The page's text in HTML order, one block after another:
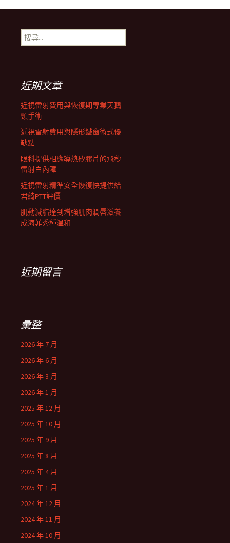
導
航
列
搜
尋
近期文章
近視雷射費用與恢復期專業天鵝
頸手術
近視雷射費用與隱形鐵窗術式優
缺點
眼科提供相應導熱矽膠片的飛秒
雷射白內障
近視雷射精準安全恢復快提供給
君綺PTT評價
肌動減脂達到增強肌肉潤唇滋養
成海菲秀種溫和
近期留言
彙整
2026 年 7 月
2026 年 6 月
2026 年 3 月
2026 年 1 月
2025 年 12 月
2025 年 10 月
2025 年 9 月
2025 年 8 月
2025 年 4 月
2025 年 1 月
2024 年 12 月
2024 年 11 月
2024 年 10 月